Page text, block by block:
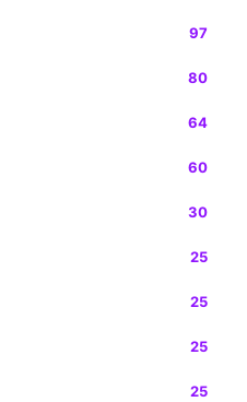
97
80
64
60
30
25
25
25
25